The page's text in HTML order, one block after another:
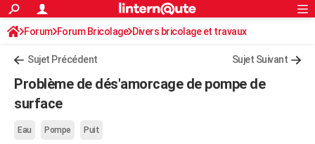
ACTUALITÉS
Politique
Société
Faits Divers
Education
Monde
Villes
+
Programme TV
Streaming
Cinéma
Sorties cinéma
Musique
FINANCE
Retraite
Impôts
Epargne
Immobilier
Risques naturels par ville
Banque
Assurance
Crédit
AUTO
Rechercher
S'inscrire
Connexion
Forum Forum Bricolage Divers bricolage et travaux
Sujet Précédent Sujet Suivant
Problème de dés'amorcage de pompe de
surface
Eau Pompe Puit